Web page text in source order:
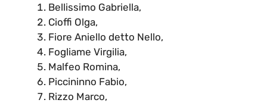
Bellissimo Gabriella,
Cioffi Olga,
Fiore Aniello detto Nello,
Fogliame Virgilia,
Malfeo Romina,
Piccininno Fabio,
Rizzo Marco,